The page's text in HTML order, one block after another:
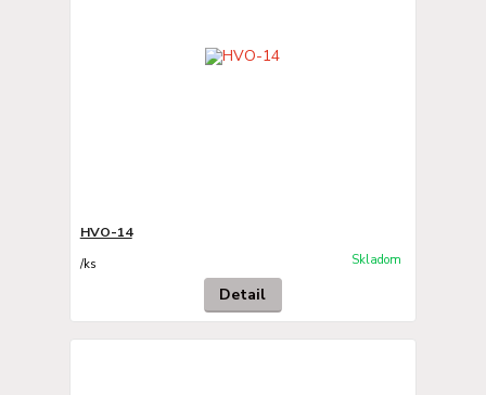
HVO-14
/ks Skladom
Detail